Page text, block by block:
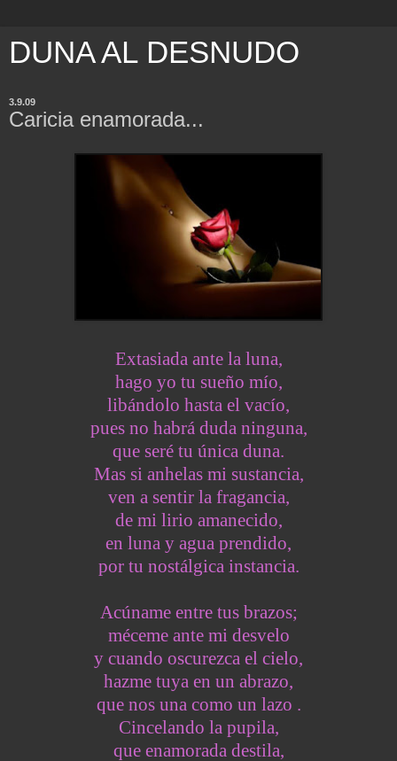
DUNA AL DESNUDO
3.9.09
Caricia enamorada...
Extasiada ante la luna,
hago yo tu sueño mío,
libándolo hasta el vacío,
pues no habrá duda ninguna,
que seré tu única duna.
Mas si anhelas mi sustancia,
ven a sentir la fragancia,
de mi lirio amanecido,
en luna y agua prendido,
por tu nostálgica instancia.
Acúname entre tus brazos;
méceme ante mi desvelo
y cuando oscurezca el cielo,
hazme tuya en un abrazo,
que nos una como un lazo .
Cincelando la pupila,
que enamorada destila,